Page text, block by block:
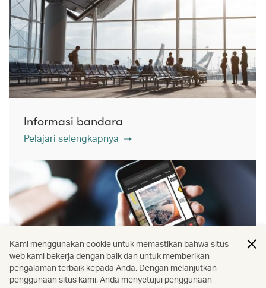
Informasi bandara
Pelajari selengkapnya
Kami menggunakan cookie untuk memastikan bahwa situs
web kami bekerja dengan baik dan untuk memberikan
pengalaman terbaik kepada Anda. Dengan melanjutkan
penggunaan situs kami, Anda menyetujui penggunaan